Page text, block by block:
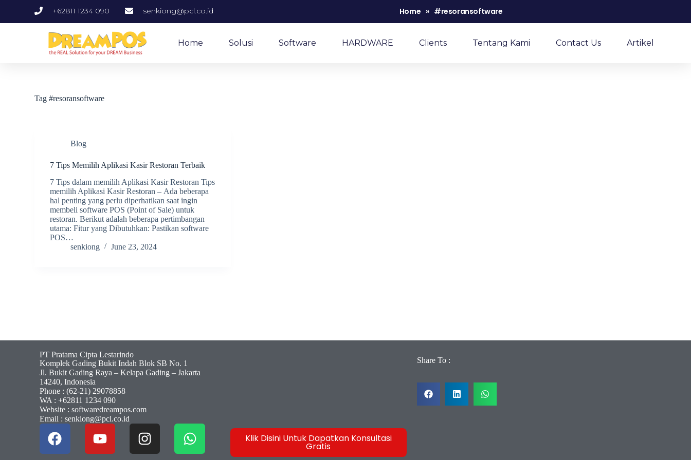
+62811 1234 090 senkiong@pcl.co.id Home » #resoransoftware
Home Solusi Software HARDWARE Clients Tentang Kami Contact Us Artikel
Tag #resoransoftware
Blog
7 Tips Memilih Aplikasi Kasir Restoran Terbaik
7 Tips dalam memilih Aplikasi Kasir Restoran Tips
memilih Aplikasi Kasir Restoran – Ada beberapa
hal penting yang perlu diperhatikan saat ingin
membeli software POS (Point of Sale) untuk
restoran. Berikut adalah beberapa pertimbangan
utama: Fitur yang Dibutuhkan: Pastikan software
POS…
senkiong
June 23, 2024
PT Pratama Cipta Lestarindo
Komplek Gading Bukit Indah Blok SB No. 1
Jl. Bukit Gading Raya – Kelapa Gading – Jakarta
14240, Indonesia
Phone : (62-21) 29078858
WA : +62811 1234 090
Website : softwaredreampos.com
Email : senkiong@pcl.co.id
Klik Disini Untuk Dapatkan Konsultasi
Gratis
Share To :